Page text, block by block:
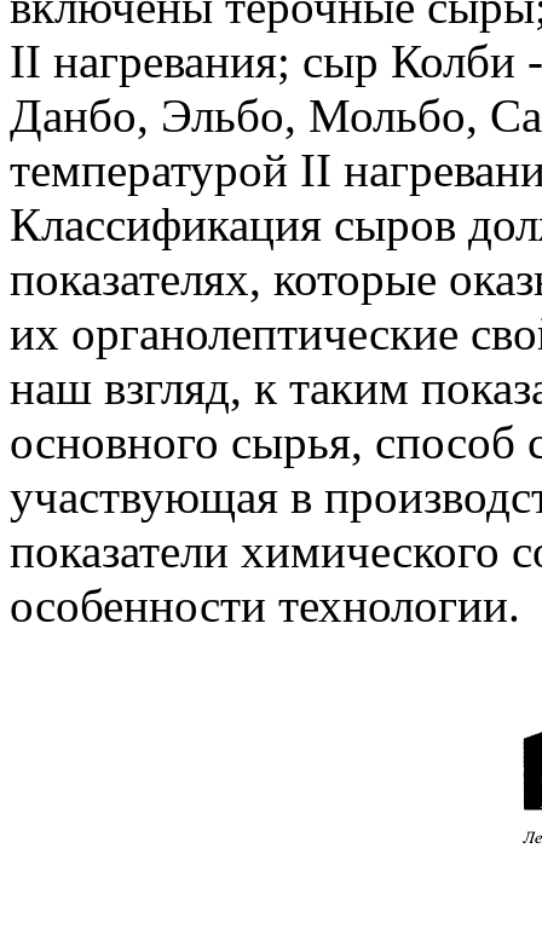
II нагревания; сыр Колби
Данбо, Эльбо, Мольбо,
температурой II
Классификация сыров
показателях, которые
их органолептические
наш взгляд, к таким
основного сырья, способ
участвующая в
показатели химического
особенности технологии.